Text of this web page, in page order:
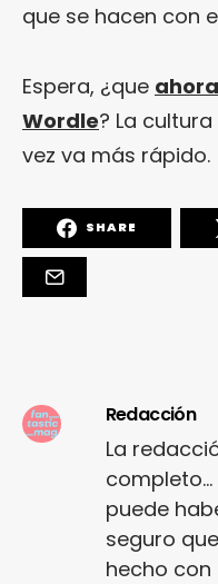
que se hacen con
Espera, ¿que
Wordle? La
vez va más rápido.
SHARE
Redacción
La
puede
seguro
hecho